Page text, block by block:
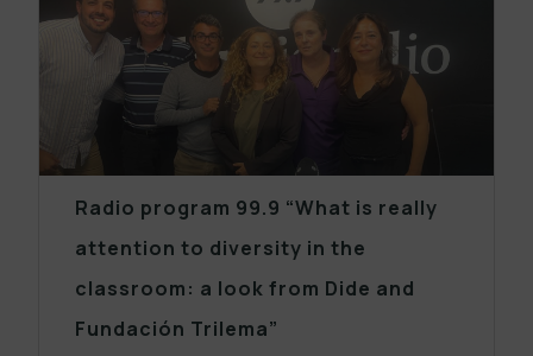
Radio program 99.9 “What is really
attention to diversity in the
classroom: a look from Dide and
Fundación Trilema”